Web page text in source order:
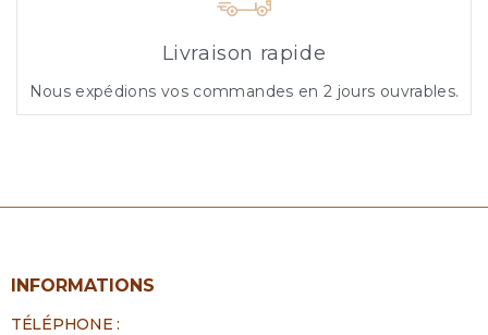
Livraison rapide
Nous expédions vos commandes en 2 jours ouvrables.
INFORMATIONS
TÉLÉPHONE :